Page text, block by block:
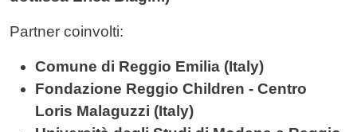
Partner coinvolti:
Comune di Reggio Emilia (Italy)
Fondazione Reggio Children - Centro
Loris Malaguzzi (Italy)